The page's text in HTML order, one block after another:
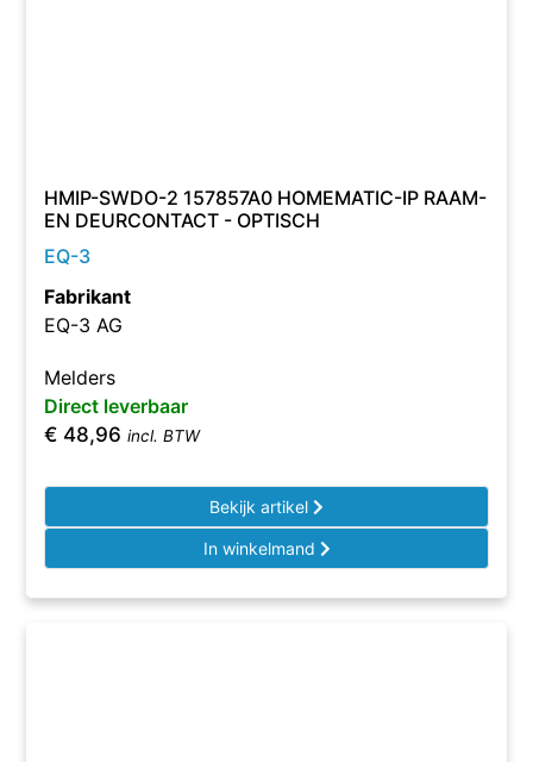
HMIP-SWDO-2 157857A0 HOMEMATIC-IP RAAM-
EN DEURCONTACT - OPTISCH
EQ-3
Fabrikant
EQ-3 AG
Melders
Direct leverbaar
€ 48,96 incl. BTW
Bekijk artikel
In winkelmand